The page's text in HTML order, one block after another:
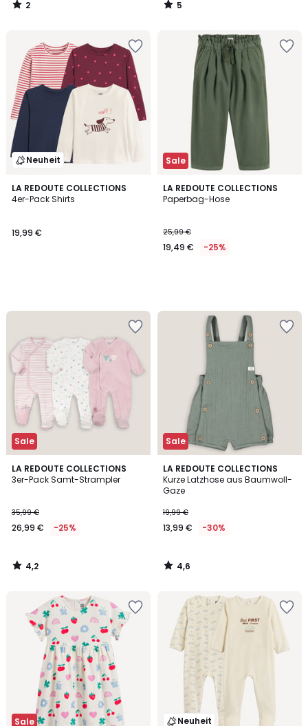
2
/
5
/
Neuheit
LA REDOUTE COLLECTIONS
4er-Pack Shirts
19,99 €
Sale
LA REDOUTE COLLECTIONS
Paperbag-Hose
25,99 €
19,49 € -25%
Sale
LA REDOUTE COLLECTIONS
3er-Pack Samt-Strampler
35,99 €
26,99 € -25%
4,2
/ 5
4,2
/
Sale
LA REDOUTE COLLECTIONS
Kurze Latzhose aus Baumwoll-
Gaze
19,99 €
13,99 € -30%
4,6
/ 5
4,6
/
Sale Neuheit